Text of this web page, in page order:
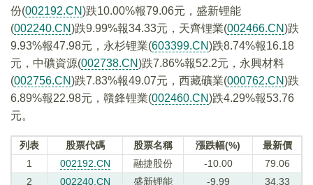
份(002192.CN)跌10.00%報79.06元，盛新锂能
(002240.CN)跌9.99%報34.33元，天齊锂業(002466.CN)跌
9.93%報47.98元，永杉锂業(603399.CN)跌8.74%報16.18
元，中礦資源(002738.CN)跌7.86%報52.2元，永興材料
(002756.CN)跌7.83%報49.07元，西藏礦業(000762.CN)跌
6.89%報22.98元，贛鋒锂業(002460.CN)跌4.29%報53.76
元。
列表 股票代碼 股票名稱 漲跌幅(%)
最新價
1
002192.CN 融捷股份 -10.00
79.06
2
002240.CN 盛新锂能 -9.99
34.33